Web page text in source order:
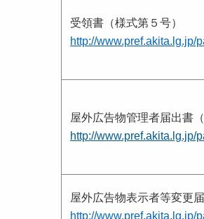
受領書（様式第５号）
http://www.pref.akita.lg.jp/
屋外広告物管理者届出書
http://www.pref.akita.lg.jp/
屋外広告物表示者等変更
http://www.pref.akita.lg.jp/